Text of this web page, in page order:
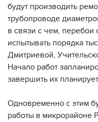
будут производить
трубопроводе
в связи с чем, перебои
испытывать порядка
Дмитриевой,
Начало работ
завершить их
Одновременно с этим
работы в микрорайоне